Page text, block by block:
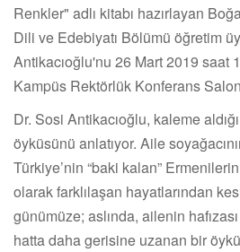
Renkler" adlı kitabı hazırlayan
Dili ve Edebiyatı Bölümü öğretim
Antikacıoğlu'nu 26 Mart 2019 saat
Kampüs Rektörlük Konferans
Dr. Sosi Antikacıoğlu, kaleme
öyküsünü anlatıyor. Aile
Türkiye’nin “baki kalan”
olarak farklılaşan hayatlarından
günümüze; aslında, ailenin
hatta daha gerisine uzanan bir